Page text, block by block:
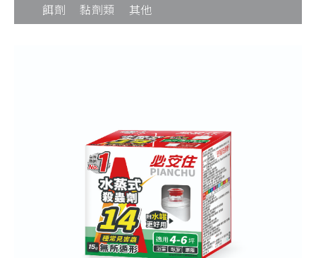
餌劑
黏劑類 其他